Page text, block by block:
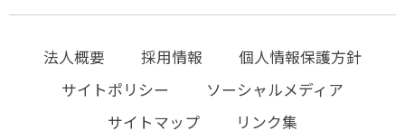
法人概要 採用情報
個人情報保護方針
サイトポリシー
ソーシャルメディア
サイトマップ
リンク集